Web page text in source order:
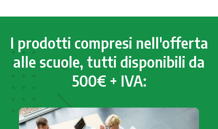
I prodotti compresi nell'offerta
alle scuole, tutti disponibili da
500€ + IVA: